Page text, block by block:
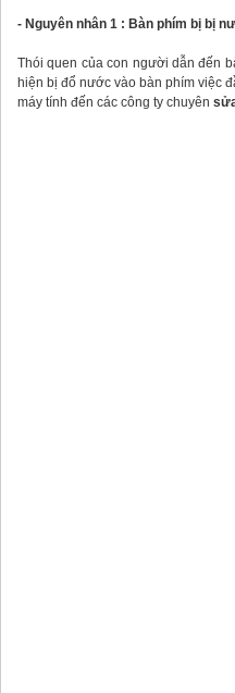
- Nguyên nhân 1 : Bàn phím bị bị
Thói quen của con người dẫn đến
hiện bị đổ nước vào bàn phím việc
máy tính đến các công ty chuyên